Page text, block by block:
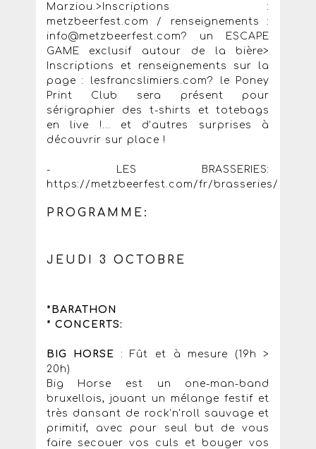
Marziou.>Inscriptions :
metzbeerfest.com / renseignements :
info@metzbeerfest.com? un ESCAPE
GAME exclusif autour de la bière>
Inscriptions et renseignements sur la
page : lesfrancslimiers.com? le Poney
Print Club sera présent pour
sérigraphier des t-shirts et totebags
en live !... et d’autres surprises à
découvrir sur place !
- LES BRASSERIES:
https://metzbeerfest.com/fr/brasseries/
PROGRAMME:
JEUDI 3 OCTOBRE
*BARATHON
* CONCERTS:
BIG HORSE : Fût et à mesure (19h >
20h)
Big Horse est un one-man-band
bruxellois, jouant un mélange festif et
très dansant de rock’n’roll sauvage et
primitif, avec pour seul but de vous
faire secouer vos culs et bouger vos